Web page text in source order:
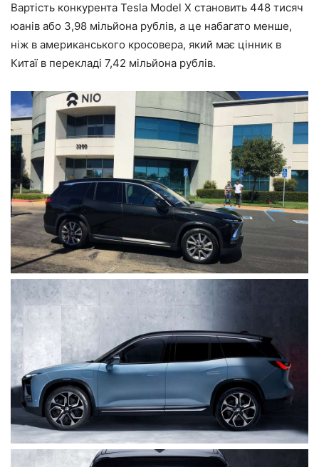
Вартість конкурента Tesla Model X становить 448 тисяч
юанів або 3,98 мільйона рублів, а це набагато менше,
ніж в американського кросовера, який має цінник в
Китаї в перекладі 7,42 мільйона рублів.